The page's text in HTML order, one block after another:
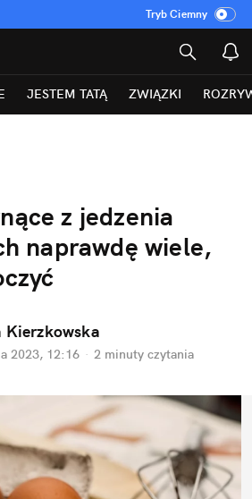
Tryb Ciemny
JESTEM TATĄ ZWIĄZKI
z jedzenia
naprawdę wiele,
Kierzkowska
2023, 12:16 · 2 minuty czytania